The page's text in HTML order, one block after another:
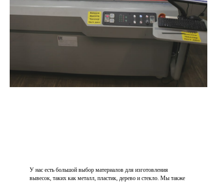
У нас есть большой выбор материалов для изготовления
вывесок, таких как металл, пластик, дерево и стекло. Мы также